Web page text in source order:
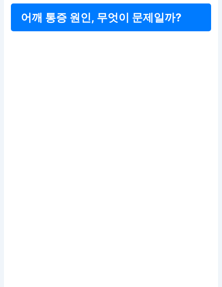
어깨 통증 원인, 무엇이 문제일까?